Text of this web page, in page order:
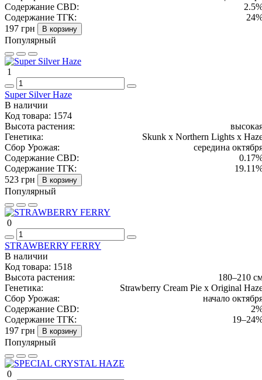
Содержание CBD:
Содержание ТГК:
197 грн
В корзину
Популярный
1
Super Silver Haze
В наличии
Код товара: 1574
Высота растения:
Генетика:
Skunk x Northern Lights x
Сбор Урожая:
середина
Содержание CBD:
Содержание ТГК:
523 грн
В корзину
Популярный
0
STRAWBERRY FERRY
В наличии
Код товара: 1518
Высота растения:
180–210
Генетика:
Strawberry Cream Pie x Original
Сбор Урожая:
начало
Содержание CBD:
Содержание ТГК:
197 грн
В корзину
Популярный
0